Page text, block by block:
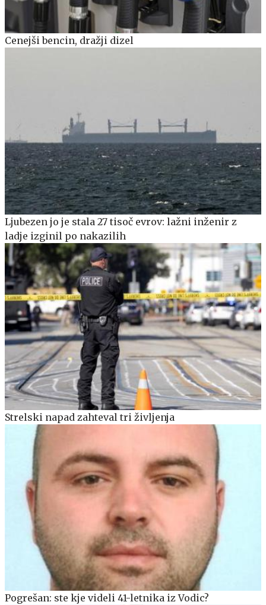
Cenejši bencin, dražji dizel
Ljubezen jo je stala 27 tisoč evrov: lažni inženir z
ladje izginil po nakazilih
Strelski napad zahteval tri življenja
Pogrešan: ste kje videli 41-letnika iz Vodic?